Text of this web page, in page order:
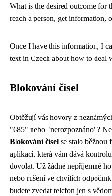
What is the desired outcome for
reach a person, get information,
Once I have this information, I
text in Czech about how to deal
Blokování čísel
Obtěžují vás hovory z
"685" nebo "nerozpoznáno"?
Blokování čísel se stalo běžnou
aplikací, která vám dává
dovolat. Už žádné nepříjemné
nebo rušení ve chvílích
budete zvedat telefon jen s